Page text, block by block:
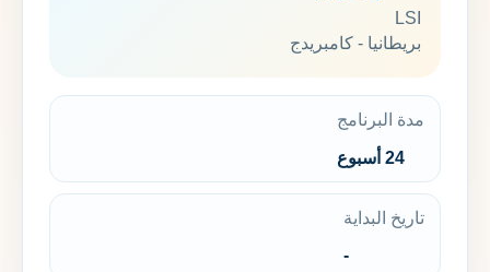
LSI
بريطانيا - كامبريدج
مدة البرنامج
24 أسبوع
تاريخ البداية
-